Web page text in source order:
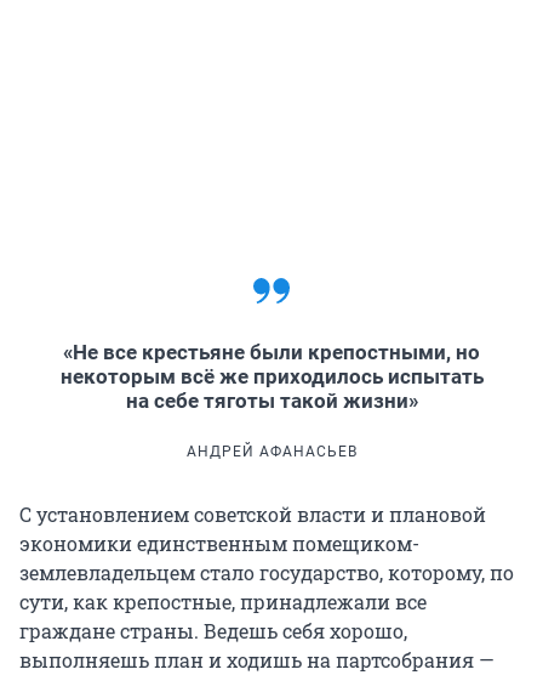
«Не все крестьяне были крепостными, но
некоторым всё же приходилось испытать
на себе тяготы такой жизни»
АНДРЕЙ АФАНАСЬЕВ
С установлением советской власти и плановой
экономики единственным помещиком-
землевладельцем стало государство, которому, по
сути, как крепостные, принадлежали все
граждане страны. Ведешь себя хорошо,
выполняешь план и ходишь на партсобрания —